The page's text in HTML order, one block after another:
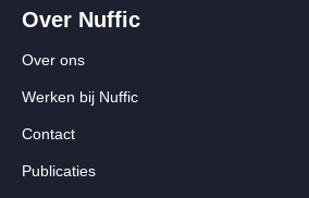
Over Nuffic
Over ons
Werken bij Nuffic
Contact
Publicaties